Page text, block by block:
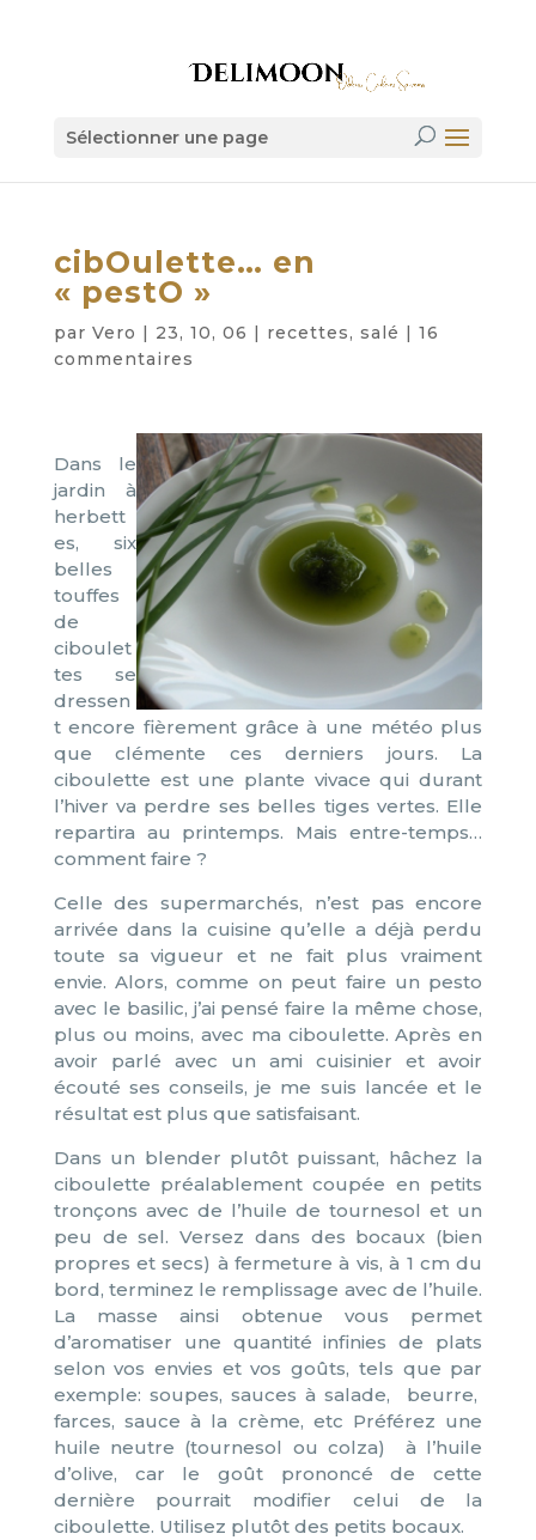
Sélectionner une page
cibOulette… en
« pestO »
par Vero | 23, 10, 06 | recettes, salé | 16
commentaires
Dans le
jardin à
herbett
es, six
belles
touffes
de
ciboulet
tes se
dressen
t encore fièrement grâce à une météo plus
que clémente ces derniers jours. La
ciboulette est une plante vivace qui durant
l’hiver va perdre ses belles tiges vertes. Elle
repartira au printemps. Mais entre-temps…
comment faire ?
Celle des supermarchés, n’est pas encore
arrivée dans la cuisine qu’elle a déjà perdu
toute sa vigueur et ne fait plus vraiment
envie. Alors, comme on peut faire un pesto
avec le basilic, j’ai pensé faire la même chose,
plus ou moins, avec ma ciboulette. Après en
avoir parlé avec un ami cuisinier et avoir
écouté ses conseils, je me suis lancée et le
résultat est plus que satisfaisant.
Dans un blender plutôt puissant, hâchez la
ciboulette préalablement coupée en petits
tronçons avec de l’huile de tournesol et un
peu de sel. Versez dans des bocaux (bien
propres et secs) à fermeture à vis, à 1 cm du
bord, terminez le remplissage avec de l’huile.
La masse ainsi obtenue vous permet
d’aromatiser une quantité infinies de plats
selon vos envies et vos goûts, tels que par
exemple: soupes, sauces à salade, beurre,
farces, sauce à la crème, etc Préférez une
huile neutre (tournesol ou colza) à l’huile
d’olive, car le goût prononcé de cette
dernière pourrait modifier celui de la
ciboulette. Utilisez plutôt des petits bocaux.